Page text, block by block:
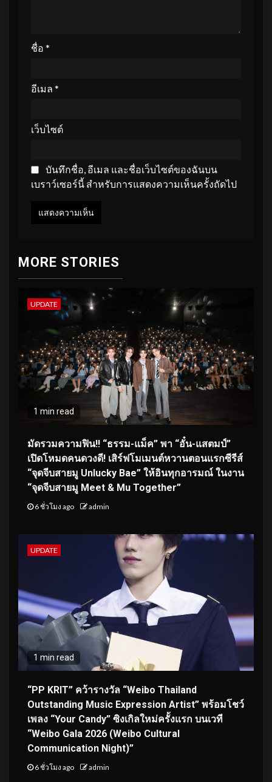
ชื่อ *
อีเมล *
เว็บไซต์
บันทึกชื่อ, อีเมล และชื่อเว็บไซต์ของฉันบน
เบราว์เซอร์นี้ สำหรับการแสดงความเห็นครั้งถัดไป
MORE STORIES
UPDATE
1 min read
มัดรวมความฟิน!! “ธรรม-แม็ค” พา “อั๋น-แสตมป์”
เปิดโหมดคนดวงดี! เสิร์ฟโมเมนต์หวานตอนแรกซีรีส์
“จุดจีบสายมู Unlucky Bae” ให้อินทุกอารมณ์ ในงาน
“จุดจีบสายมู Meet & Mu Together”
6 ชั่วโมง ago admin
UPDATE
1 min read
“PP KRIT” คว้ารางวัล “Weibo Thailand
Outstanding Music Expression Artist” พร้อมโชว์
เพลง “Your Candy” ซิงเกิลใหม่ครั้งแรก บนเวที
“Weibo Gala 2026 (Weibo Cultural
Communication Night)”
6 ชั่วโมง ago admin